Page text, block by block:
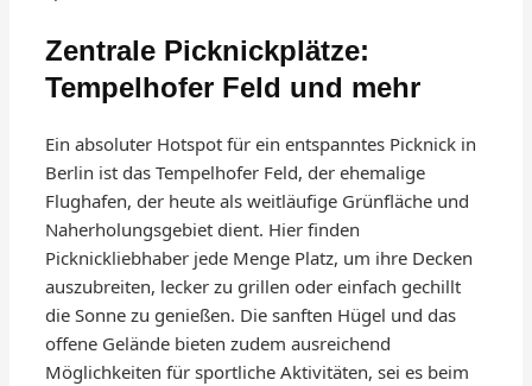
Zentrale Picknickplätze:
Tempelhofer Feld und mehr
Ein absoluter Hotspot für ein entspanntes Picknick in
Berlin ist das Tempelhofer Feld, der ehemalige
Flughafen, der heute als weitläufige Grünfläche und
Naherholungsgebiet dient. Hier finden
Picknickliebhaber jede Menge Platz, um ihre Decken
auszubreiten, lecker zu grillen oder einfach gechillt
die Sonne zu genießen. Die sanften Hügel und das
offene Gelände bieten zudem ausreichend
Möglichkeiten für sportliche Aktivitäten, sei es beim